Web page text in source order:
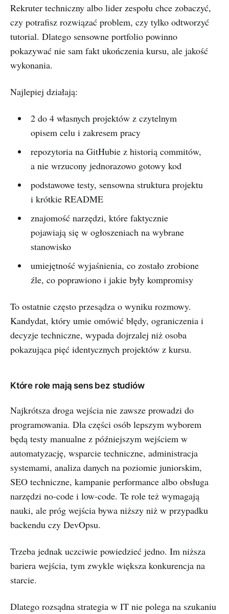
Rekruter techniczny albo lider zespołu chce zobaczyć,
czy potrafisz rozwiązać problem, czy tylko odtworzyć
tutorial. Dlatego sensowne portfolio powinno
pokazywać nie sam fakt ukończenia kursu, ale jakość
wykonania.
Najlepiej działają:
2 do 4 własnych projektów z czytelnym
opisem celu i zakresem pracy
repozytoria na GitHubie z historią commitów,
a nie wrzucony jednorazowo gotowy kod
podstawowe testy, sensowna struktura projektu
i krótkie README
znajomość narzędzi, które faktycznie
pojawiają się w ogłoszeniach na wybrane
stanowisko
umiejętność wyjaśnienia, co zostało zrobione
źle, co poprawiono i jakie były kompromisy
To ostatnie często przesądza o wyniku rozmowy.
Kandydat, który umie omówić błędy, ograniczenia i
decyzje techniczne, wypada dojrzalej niż osoba
pokazująca pięć identycznych projektów z kursu.
Które role mają sens bez studiów
Najkrótsza droga wejścia nie zawsze prowadzi do
programowania. Dla części osób lepszym wyborem
będą testy manualne z późniejszym wejściem w
automatyzację, wsparcie techniczne, administracja
systemami, analiza danych na poziomie juniorskim,
SEO techniczne, kampanie performance albo obsługa
narzędzi no-code i low-code. Te role też wymagają
nauki, ale próg wejścia bywa niższy niż w przypadku
backendu czy DevOpsu.
Trzeba jednak uczciwie powiedzieć jedno. Im niższa
bariera wejścia, tym zwykle większa konkurencja na
starcie.
Dlatego rozsądna strategia w IT nie polega na szukaniu